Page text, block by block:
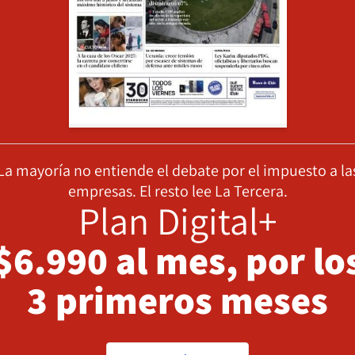
mayoría no entiende el debate por el impuesto a
empresas. El resto lee La Tercera.
Plan Digital+
al mes, por
3 primeros meses